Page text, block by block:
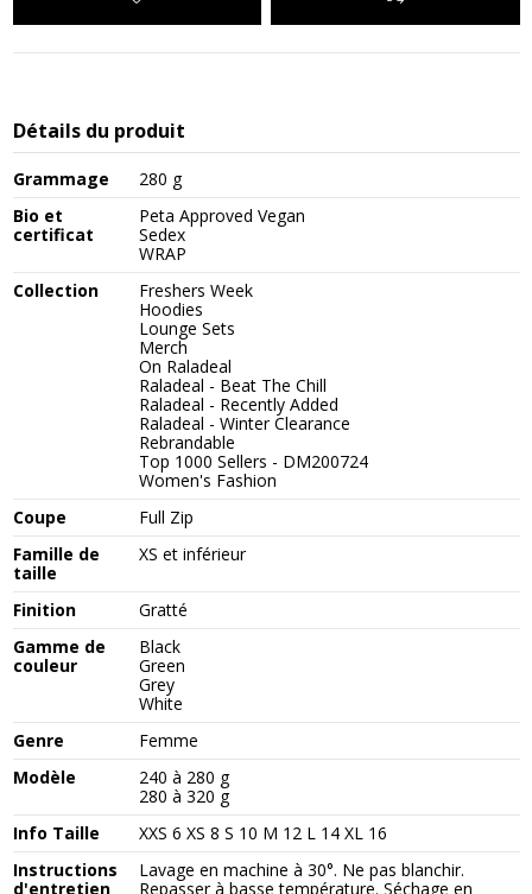
Détails du produit
Grammage
280 g
Bio et
certificat
Peta Approved Vegan
Sedex
WRAP
Collection
Freshers Week
Hoodies
Lounge Sets
Merch
On Raladeal
Raladeal - Beat The Chill
Raladeal - Recently Added
Raladeal - Winter Clearance
Rebrandable
Top 1000 Sellers - DM200724
Women's Fashion
Coupe
Full Zip
Famille de
taille
XS et inférieur
Finition
Gratté
Gamme de
couleur
Black
Green
Grey
White
Genre
Femme
Modèle
240 à 280 g
280 à 320 g
Info Taille
XXS 6 XS 8 S 10 M 12 L 14 XL 16
Instructions
d'entretien
Lavage en machine à 30°. Ne pas blanchir.
Repasser à basse température. Séchage en